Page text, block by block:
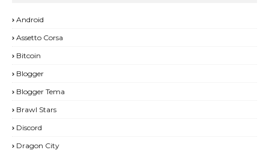
Android
Assetto Corsa
Bitcoin
Blogger
Blogger Tema
Brawl Stars
Discord
Dragon City